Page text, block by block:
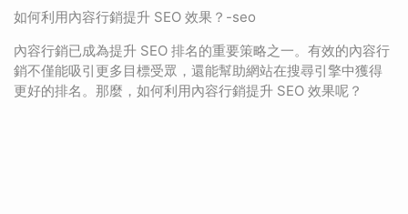
如何利用內容行銷提升 SEO 效果？-seo
內容行銷已成為提升 SEO 排名的重要策略之一。有效的內容行
銷不僅能吸引更多目標受眾，還能幫助網站在搜尋引擎中獲得
更好的排名。那麼，如何利用內容行銷提升 SEO 效果呢？